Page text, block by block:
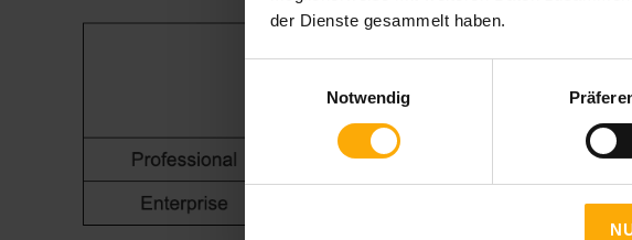
der Dienste gesammelt haben.
Notwendig